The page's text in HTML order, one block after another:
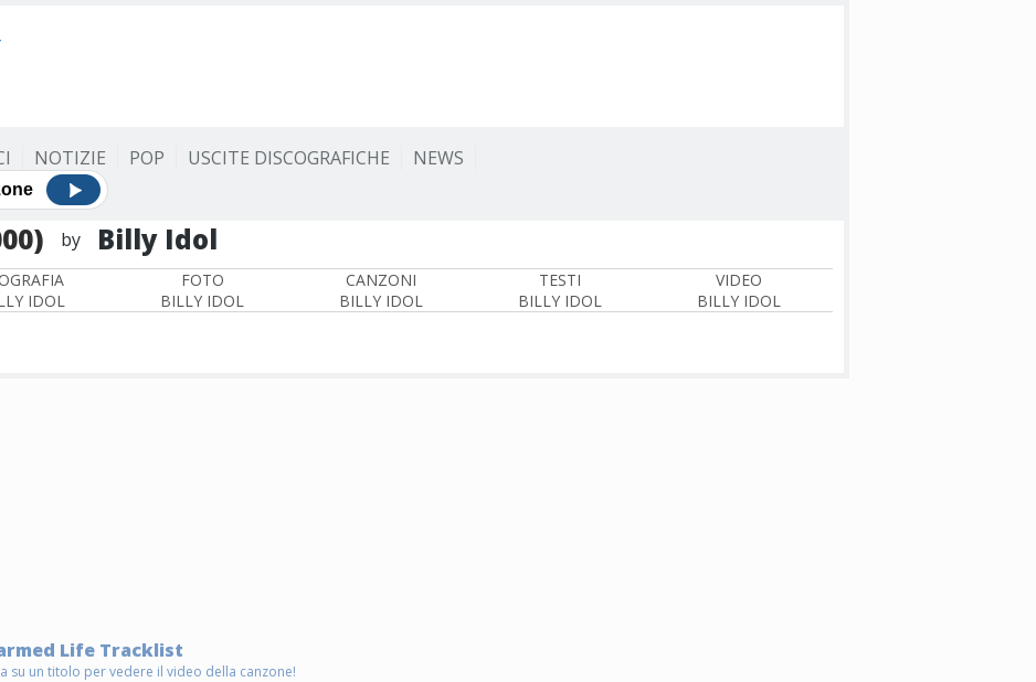
NOTIZIE POP USCITE DISCOGRAFICHE NEWS
by Billy Idol
IDOL
FOTO
BILLY IDOL
CANZONI
BILLY IDOL
TESTI
BILLY IDOL
VIDEO
BILLY IDOL
Life Tracklist
su un titolo per vedere il video della canzone!